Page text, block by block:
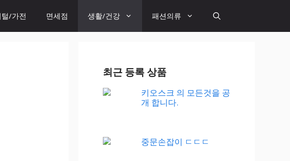
/가전 면세점 생활/건강 패션의류
최근 등록 상품
키오스크 의 모든것을 공
개 합니다.
중문손잡이 ㄷㄷㄷ